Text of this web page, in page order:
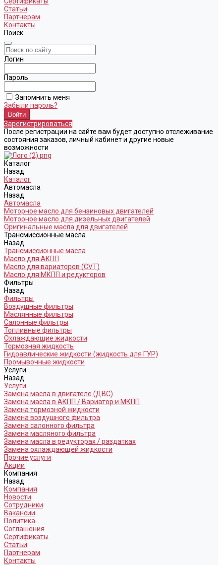
Статьи
Партнерам
Контакты
Поиск
Логин
Пароль
Запомнить меня
Забыли пароль?
Зарегистрироваться
После регистрации на сайте вам будет доступно отслеживание
состояния заказов, личный кабинет и другие новые
возможности
Каталог
Назад
Каталог
Автомасла
Назад
Автомасла
Моторное масло для бензиновых двигателей
Моторное масло для дизельных двигателей
Оригинальные масла для двигателей
Трансмиссионные масла
Назад
Трансмиссионные масла
Масло для АКПП
Масло для вариаторов (CVT)
Масло для МКПП и редукторов
Фильтры
Назад
Фильтры
Воздушные фильтры
Маслянные фильтры
Салонные фильтры
Топливные фильтры
Охлаждающие жидкости
Тормозная жидкость
Гидравлические жидкости (жидкость для ГУР)
Промывочные жидкости
Услуги
Назад
Услуги
Замена масла в двигателе (ДВС)
Замена масла в АКПП / Вариатор и МКПП
Замена тормозной жидкости
Замена воздушного фильтра
Замена салонного фильтра
Замена масляного фильтра
Замена масла в редукторах / раздатках
Замена охлаждающей жидкости
Прочие услуги
Акции
Компания
Назад
Компания
Новости
Сотрудники
Вакансии
Политика
Соглашения
Сертификаты
Статьи
Партнерам
Контакты